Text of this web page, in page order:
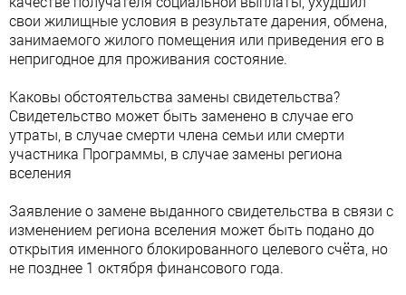
свои жилищные условия в результате дарения, обмена,
занимаемого жилого помещения или приведения его в
непригодное для проживания состояние.
Каковы обстоятельства замены свидетельства?
Свидетельство может быть заменено в случае его
утраты, в случае смерти члена семьи или смерти
участника Программы, в случае замены региона
вселения
Заявление о замене выданного свидетельства в связи с
изменением региона вселения может быть подано до
открытия именного блокированного целевого счёта, но
не позднее 1 октября финансового года.